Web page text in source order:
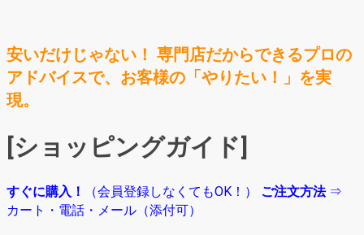
安いだけじゃない！ 専門店だからできるプロの
アドバイスで、お客様の「やりたい！」を実
現。
[ショッピングガイド]
すぐに購入！ （会員登録しなくてもOK！） ご注文方法⇒
カート・電話・メール（添付可）